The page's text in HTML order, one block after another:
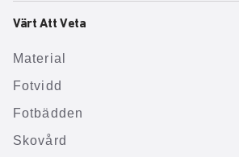
Värt Att Veta
Material
Fotvidd
Fotbädden
Skovård